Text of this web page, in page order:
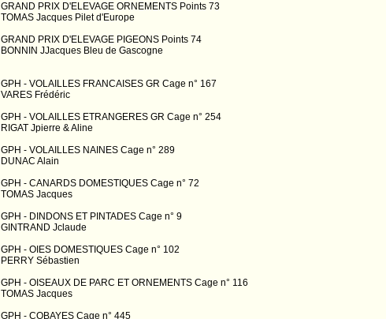
GRAND PRIX D'ELEVAGE ORNEMENTS Points 73
TOMAS Jacques Pilet d'Europe
GRAND PRIX D'ELEVAGE PIGEONS Points 74
BONNIN JJacques Bleu de Gascogne
GPH - VOLAILLES FRANCAISES GR Cage n° 167
VARES Frédéric
GPH - VOLAILLES ETRANGERES GR Cage n° 254
RIGAT Jpierre & Aline
GPH - VOLAILLES NAINES Cage n° 289
DUNAC Alain
GPH - CANARDS DOMESTIQUES Cage n° 72
TOMAS Jacques
GPH - DINDONS ET PINTADES Cage n° 9
GINTRAND Jclaude
GPH - OIES DOMESTIQUES Cage n° 102
PERRY Sébastien
GPH - OISEAUX DE PARC ET ORNEMENTS Cage n° 116
TOMAS Jacques
GPH - COBAYES Cage n° 445